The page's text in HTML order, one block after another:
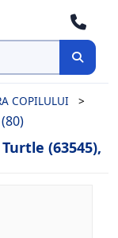
COPILULUI
(80)
(63545),